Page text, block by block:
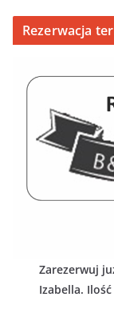
Rezerwacja
Zarezerwuj
Izabella.